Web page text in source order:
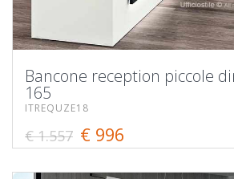
Bancone reception piccole
165
ITREQUZE18
€ 1.557 € 996